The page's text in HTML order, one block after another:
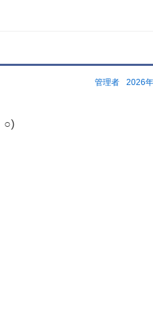
2026年
管理者
○)